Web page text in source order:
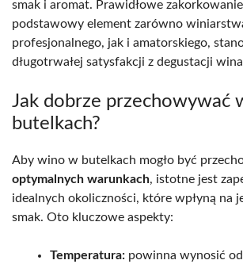
smak i aromat. Prawidłowe
podstawowy element zarówno
profesjonalnego, jak i amatorskiego,
długotrwałej satysfakcji z degustacji
Jak dobrze przechowywać
butelkach?
Aby wino w butelkach mogło być
optymalnych warunkach, istotne jest
idealnych okoliczności, które wpłyną na
smak. Oto kluczowe aspekty:
Temperatura: powinna wynosić